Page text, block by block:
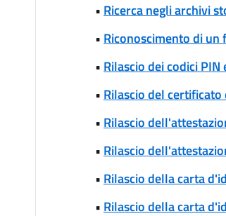
• Ricerca negli archivi
• Riconoscimento di un
• Rilascio dei codici
• Rilascio del
• Rilascio
• Rilascio
• Rilascio della carta
• Rilascio della carta